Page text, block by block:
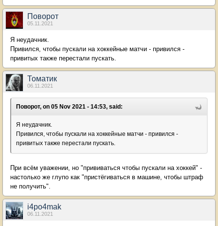
Поворот
05.11.2021
Я неудачник.
Привился, чтобы пускали на хоккейные матчи - привился -
привитых также перестали пускать.
Томатик
06.11.2021
Поворот, on 05 Nov 2021 - 14:53, said:
Я неудачник.
Привился, чтобы пускали на хоккейные матчи - привился -
привитых также перестали пускать.
При всём уважении, но "прививаться чтобы пускали на хоккей" -
настолько же глупо как "пристёгиваться в машине, чтобы штраф
не получить".
i4po4mak
06.11.2021